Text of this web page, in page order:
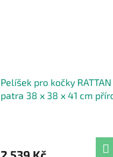
Pelíšek pro kočky RATTAN
patra 38 x 38 x 41 cm